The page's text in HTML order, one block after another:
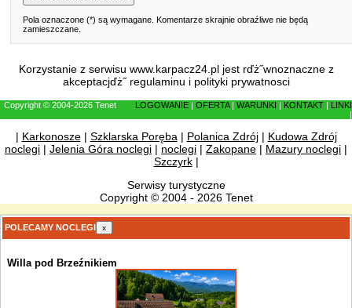
Pola oznaczone (*) są wymagane. Komentarze skrajnie obraźliwe nie będą
zamieszczane.
Korzystanie z serwisu www.karpacz24.pl jest rďż˝wnoznaczne z
akceptacjďż˝ regulaminu i polityki prywatnosci
Copyright © 2004-2026 Tenet LOGOWANIE OFERTA| WARUNKI KONTAKT
LINKI
| Karkonosze| Szklarska Poręba| Polanica Zdrój| Kudowa Zdrój
noclegi | Jelenia Góra noclegi | noclegi | Zakopane | Mazury noclegi |
Szczyrk|
Serwisy turystyczne
Copyright © 2004 - 2026 Tenet
POLECAMY NOCLEGI x
Willa pod Brzeźnikiem